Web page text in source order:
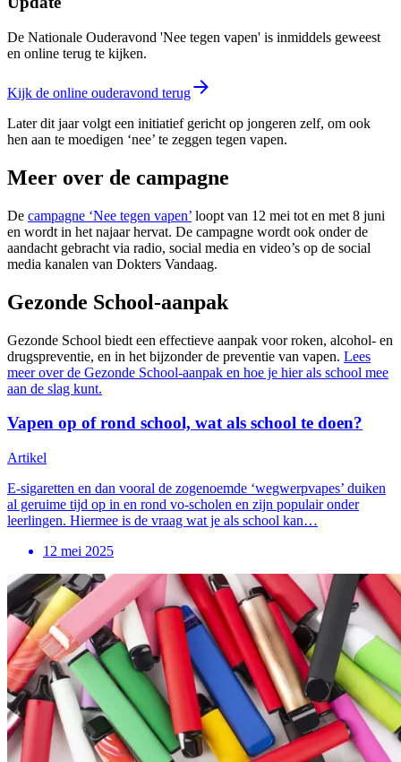
De Nationale Ouderavond 'Nee tegen vapen' is inmiddels geweest
en online terug te kijken.
Kijk de online ouderavond terug
Later dit jaar volgt een initiatief gericht op jongeren zelf, om ook
hen aan te moedigen ‘nee’ te zeggen tegen vapen.
Meer over de campagne
De campagne ‘Nee tegen vapen’ loopt van 12 mei tot en met 8 juni
en wordt in het najaar hervat. De campagne wordt ook onder de
aandacht gebracht via radio, social media en video’s op de social
media kanalen van Dokters Vandaag.
Gezonde School-aanpak
Gezonde School biedt een effectieve aanpak voor roken, alcohol- en
drugspreventie, en in het bijzonder de preventie van vapen. Lees
meer over de Gezonde School-aanpak en hoe je hier als school mee
aan de slag kunt.
Vapen op of rond school, wat als school te doen?
Artikel
E-sigaretten en dan vooral de zogenoemde ‘wegwerpvapes’ duiken
al geruime tijd op in en rond vo-scholen en zijn populair onder
leerlingen. Hiermee is de vraag wat je als school kan…
12 mei 2025